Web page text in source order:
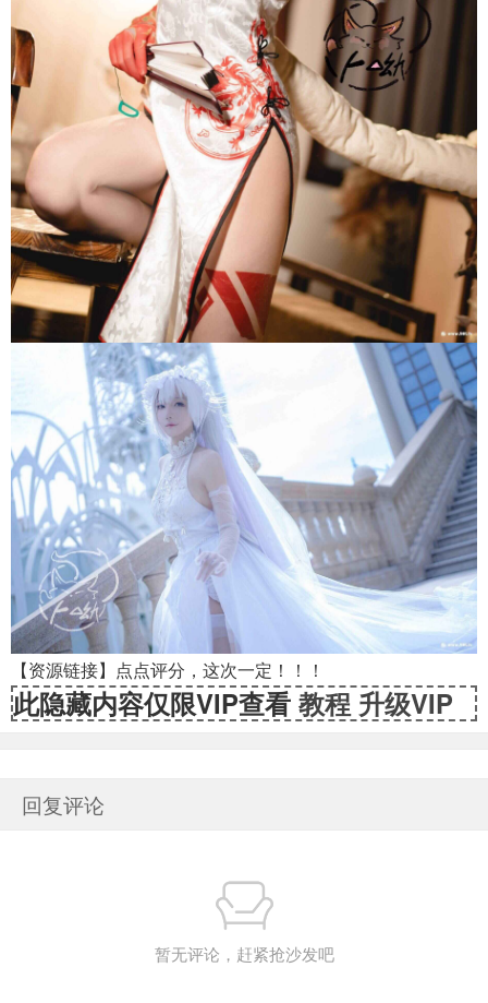
【资源链接】点点评分，这次一定！！！
此隐藏内容仅限VIP查看 教程 升级VIP
回复评论
暂无评论，赶紧抢沙发吧